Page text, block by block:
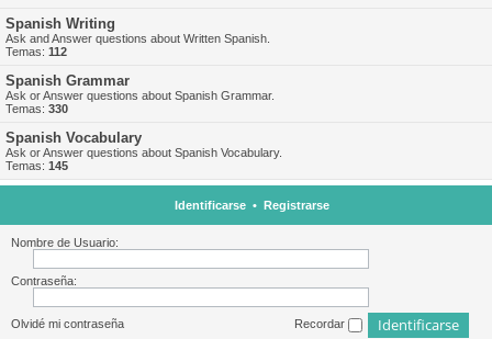
Spanish Writing
Ask and Answer questions about Written Spanish.
Temas: 112
Spanish Grammar
Ask or Answer questions about Spanish Grammar.
Temas: 330
Spanish Vocabulary
Ask or Answer questions about Spanish Vocabulary.
Temas: 145
Identificarse• Registrarse
Nombre de Usuario:
Contraseña:
Olvidé mi contraseña Recordar